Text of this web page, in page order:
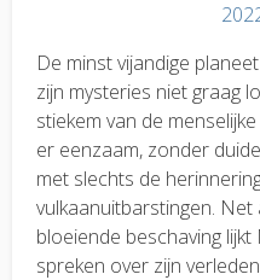
De minst vijandige
zijn mysteries niet graag
stiekem van de
er eenzaam, zonder
met slechts de
vulkaanuitbarstingen.
bloeiende beschaving
spreken over zijn